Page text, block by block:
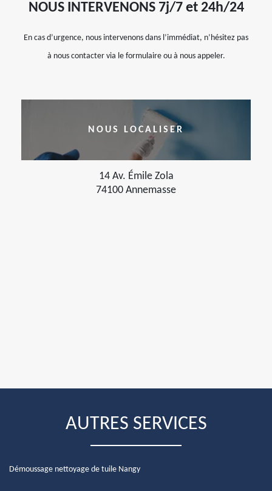
NOUS INTERVENONS 7j/7 et 24h/24
En cas d’urgence, nous intervenons dans l’immédiat, n’hésitez pas
à nous contacter via le formulaire ou à nous appeler.
NOUS LOCALISER
14 Av. Émile Zola
74100 Annemasse
AUTRES SERVICES
Démoussage nettoyage de tuile Nangy